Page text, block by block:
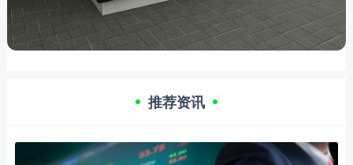
推荐资讯